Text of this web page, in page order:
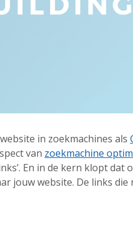
in zoekmachines als
van zoekmachine
En in de kern klopt dat
jouw website. De links die